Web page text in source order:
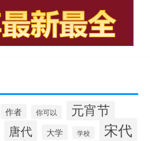
作者 你可以 元宵节
唐代 大学 学校 宋代